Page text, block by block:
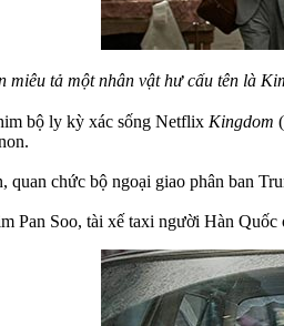
miêu tả một nhân vật hư cấu tên là
bộ ly kỳ xác sống Netflix Kingdom
chức bộ ngoại giao phân ban
Pan Soo, tài xế taxi người Hàn